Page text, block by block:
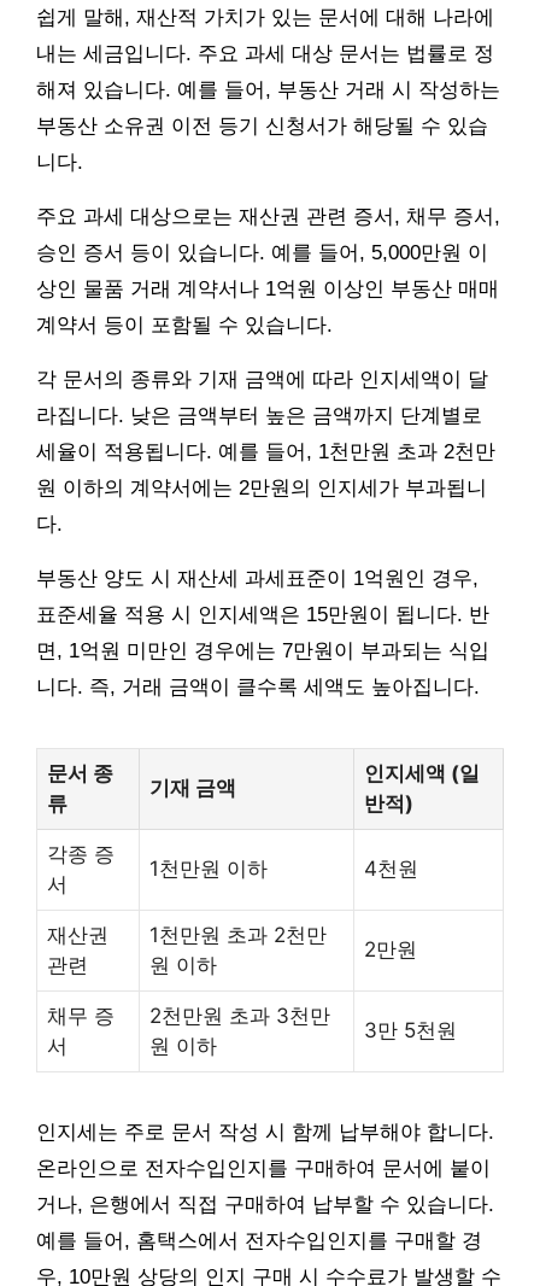
쉽게 말해, 재산적 가치가 있는 문서에 대해 나라에
내는 세금입니다. 주요 과세 대상 문서는 법률로 정
해져 있습니다. 예를 들어, 부동산 거래 시 작성하는
부동산 소유권 이전 등기 신청서가 해당될 수 있습
니다.
주요 과세 대상으로는 재산권 관련 증서, 채무 증서,
승인 증서 등이 있습니다. 예를 들어, 5,000만원 이
상인 물품 거래 계약서나 1억원 이상인 부동산 매매
계약서 등이 포함될 수 있습니다.
각 문서의 종류와 기재 금액에 따라 인지세액이 달
라집니다. 낮은 금액부터 높은 금액까지 단계별로
세율이 적용됩니다. 예를 들어, 1천만원 초과 2천만
원 이하의 계약서에는 2만원의 인지세가 부과됩니
다.
부동산 양도 시 재산세 과세표준이 1억원인 경우,
표준세율 적용 시 인지세액은 15만원이 됩니다. 반
면, 1억원 미만인 경우에는 7만원이 부과되는 식입
니다. 즉, 거래 금액이 클수록 세액도 높아집니다.
문서 종
류
기재 금액
인지세액 (일
반적)
각종 증
서
1천만원 이하 4천원
재산권
관련
1천만원 초과 2천만
원 이하
2만원
채무 증
서
2천만원 초과 3천만
원 이하
3만 5천원
인지세는 주로 문서 작성 시 함께 납부해야 합니다.
온라인으로 전자수입인지를 구매하여 문서에 붙이
거나, 은행에서 직접 구매하여 납부할 수 있습니다.
예를 들어, 홈택스에서 전자수입인지를 구매할 경
우, 10만원 상당의 인지 구매 시 수수료가 발생할 수